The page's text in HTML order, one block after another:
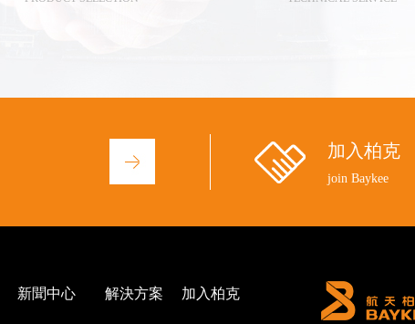
加入柏克
join Baykee
新聞中心 解決方案 加入柏克